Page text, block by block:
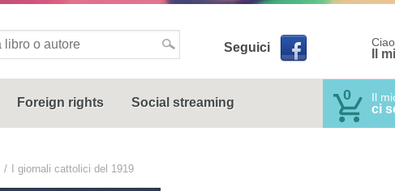
Seguici Il
Foreign rights Social streaming 0 Il
ci
I giornali cattolici del 1919